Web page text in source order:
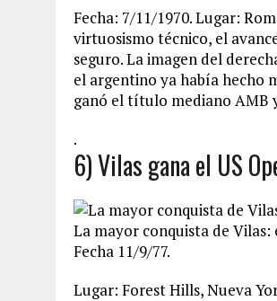
Fecha: 7/11/1970. Lugar:
virtuosismo técnico, el
seguro. La imagen del
el argentino ya había hecho
ganó el título mediano AMB
.
6) Vilas gana el US
La mayor conquista de
Fecha 11/9/77.
Lugar: Forest Hills, Nueva